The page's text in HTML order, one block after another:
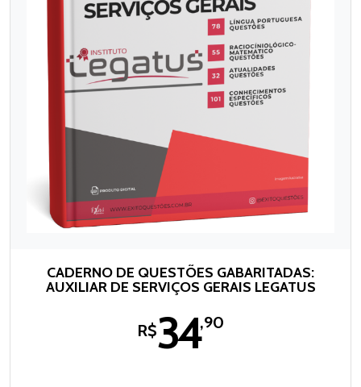
CADERNO DE QUESTÕES GABARITADAS:
AUXILIAR DE SERVIÇOS GERAIS LEGATUS
R$34,90